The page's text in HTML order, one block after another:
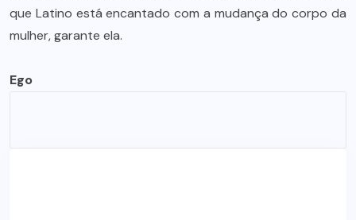
que Latino está encantado com a mudança do corpo da
mulher, garante ela.
Ego